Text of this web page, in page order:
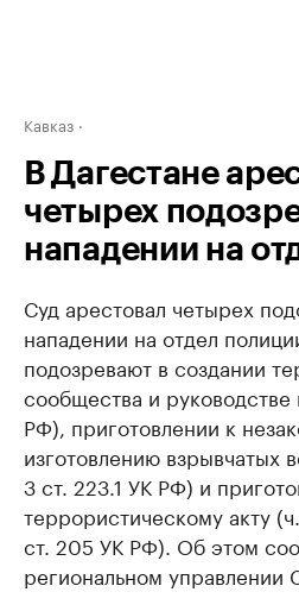
Кавказ
В Дагестане
четырех
нападении на
Суд арестовал четырех
нападении на отдел
подозревают в создании
сообщества и
РФ), приготовлении к
изготовлению взрывчатых
3 ст. 223.1 УК РФ) и
террористическому акту
ст. 205 УК РФ). Об этом
региональном управлении